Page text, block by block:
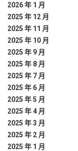
2026 年 1 月
2025 年 12 月
2025 年 11 月
2025 年 10 月
2025 年 9 月
2025 年 8 月
2025 年 7 月
2025 年 6 月
2025 年 5 月
2025 年 4 月
2025 年 3 月
2025 年 2 月
2025 年 1 月